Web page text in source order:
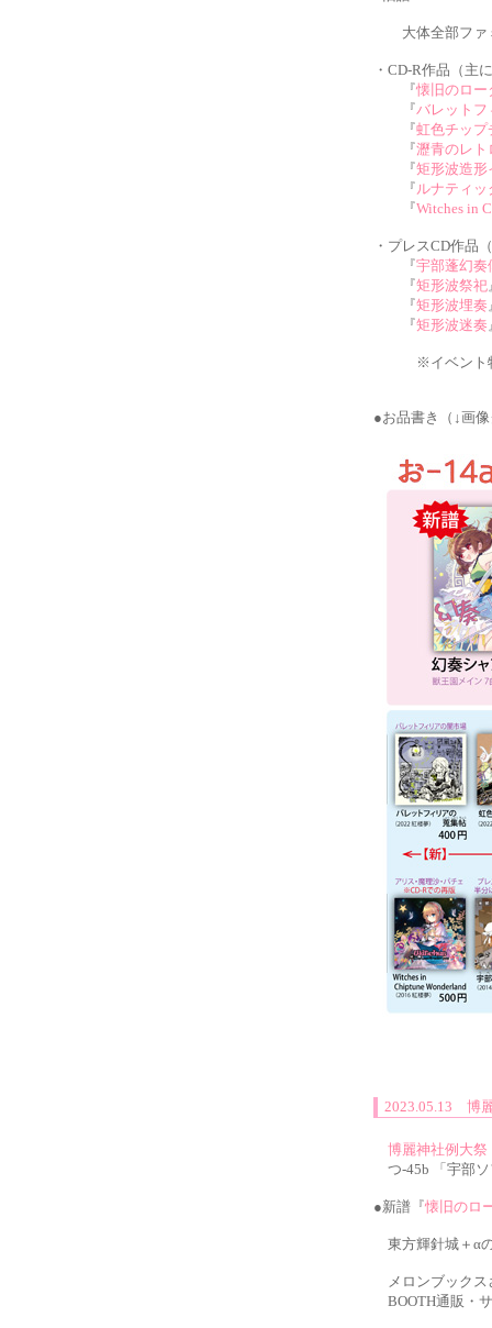
大体全部ファ
・CD-R作品（主
『懐旧のロー
『バレット
『虹色チップ
『瀝青のレト
『矩形波造形
『 ルナティ
『Witches in
・プレスCD作品
『宇部蓬幻奏
『矩形波祭祀
『矩形波埋奏
『矩形波迷奏
※イベント特価
●お品書き（↓画
2023.05.13 博
博麗神社例大祭
つ-45b 「宇部ソ
●新譜『懐旧のロ
東方輝針城＋α
メロンブックス
BOOTH通販・